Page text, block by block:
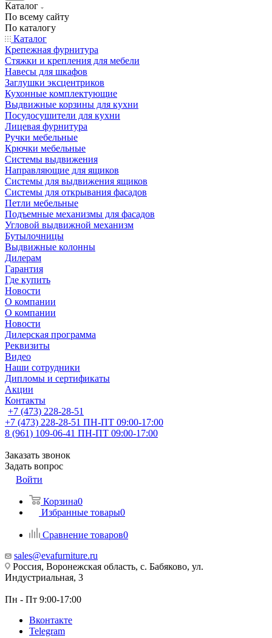
Каталог
По всему сайту
По каталогу
Каталог
Крепежная фурнитура
Стяжки и крепления для мебели
Навесы для шкафов
Заглушки эксцентриков
Кухонные комплектующие
Выдвижные корзины для кухни
Посудосушители для кухни
Лицевая фурнитура
Ручки мебельные
Крючки мебельные
Системы выдвижения
Направляющие для ящиков
Системы для выдвижения ящиков
Системы для открывания фасадов
Петли мебельные
Подъемные механизмы для фасадов
Угловой выдвижной механизм
Бутылочницы
Выдвижные колонны
Дилерам
Гарантия
Где купить
Новости
О компании
О компании
Новости
Дилерская программа
Реквизиты
Видео
Наши сотрудники
Дипломы и сертификаты
Акции
Контакты
+7 (473) 228-28-51
+7 (473) 228-28-51 ПН-ПТ 09:00-17:00
8 (961) 109-06-41 ПН-ПТ 09:00-17:00
Заказать звонок
Задать вопрос
Войти
Корзина0
Избранные товары0
Сравнение товаров0
sales@evafurniture.ru
Россия, Воронежская область, с. Бабяково, ул.
Индустриальная, 3
Пн - Пт 9:00-17:00
Вконтакте
Telegram